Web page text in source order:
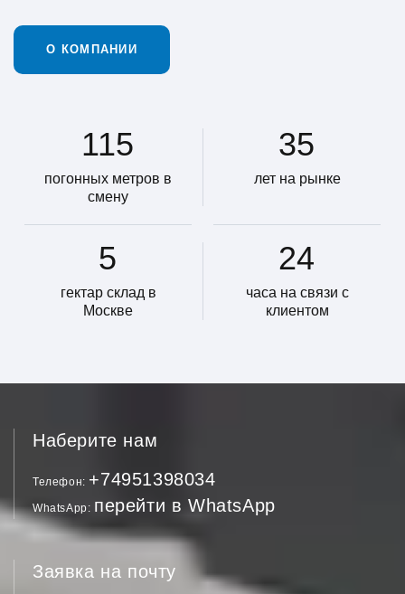
О КОМПАНИИ
115
погонных метров в
смену
35
лет на рынке
5
гектар склад в
Москве
24
часа на связи с
клиентом
Наберите нам
Телефон +74951398034
WhatsApp перейти в WhatsApp
Заявка на почту